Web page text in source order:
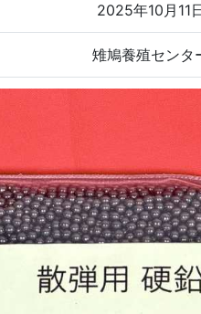
2025年10月11
雉鳩養殖センタ